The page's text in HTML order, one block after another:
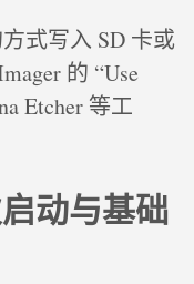
式写入 SD 卡或
的 “Use
Etcher 等工
动与基础